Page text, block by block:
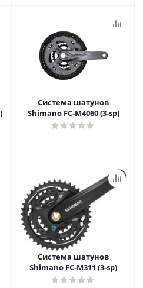
Система шатунов
Shimano FC-M4060 (3-sp)
Система шатунов
Shimano FC-M311 (3-sp)